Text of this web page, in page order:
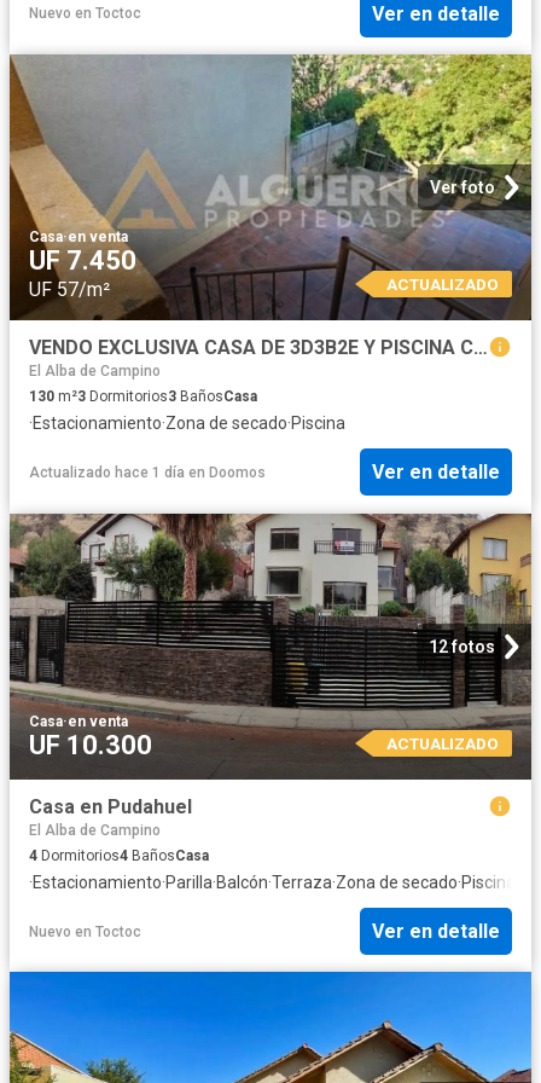
Nuevo en Toctoc Ver en detalle
Ver foto
Casa·en venta
UF 7.450
UF 57/m² ACTUALIZADO
VENDO EXCLUSIVA CASA DE 3D3B2E Y PISCINA C DE LOS VALLES
El Alba de Campino
130 m²3 Dormitorios3 BañosCasa
·Estacionamiento·Zona de secado·Piscina
Actualizado hace 1 día en Doomos Ver en detalle
12 fotos
Casa·en venta
UF 10.300 ACTUALIZADO
Casa en Pudahuel
El Alba de Campino
4 Dormitorios4 BañosCasa
·Estacionamiento·Parilla·Balcón·Terraza·Zona de secado·Piscina
Nuevo en Toctoc Ver en detalle